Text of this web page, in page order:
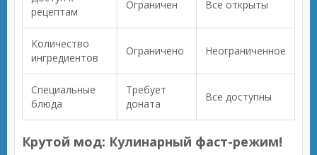
рецептам
Ограничен Все открыты
Количество
ингредиентов
Ограничено Неограниченное
Специальные
блюда
Требует
доната
Все доступны
Крутой мод: Кулинарный фаст-режим!